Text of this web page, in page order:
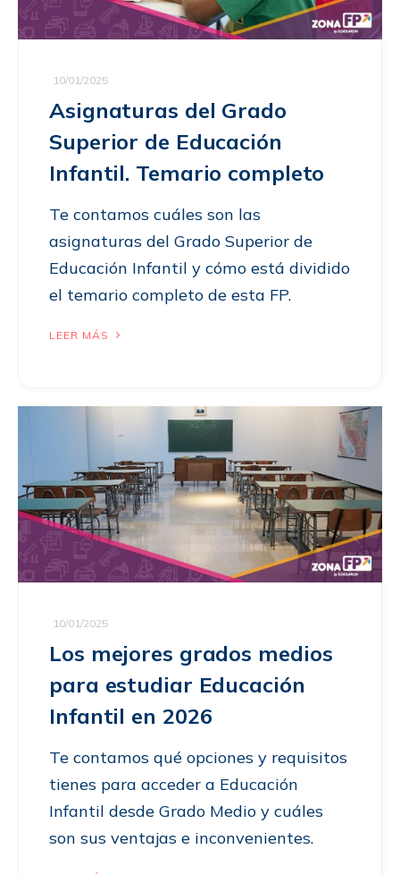
10/01/2025
Asignaturas del Grado
Superior de Educación
Infantil. Temario completo
Te contamos cuáles son las
asignaturas del Grado Superior de
Educación Infantil y cómo está dividido
el temario completo de esta FP.
LEER MÁS
10/01/2025
Los mejores grados medios
para estudiar Educación
Infantil en 2026
Te contamos qué opciones y requisitos
tienes para acceder a Educación
Infantil desde Grado Medio y cuáles
son sus ventajas e inconvenientes.